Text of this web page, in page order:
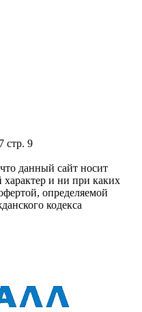
стр. 9
данный сайт носит
и ни при каких
определяемой
кодекса